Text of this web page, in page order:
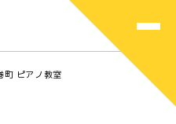
町 ピアノ教室